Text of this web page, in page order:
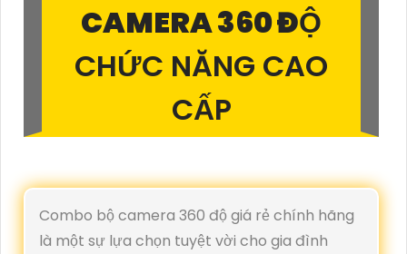
CAMERA 360 ĐỘ
CHỨC NĂNG CAO
CẤP
Combo bộ camera 360 độ giá rẻ chính hãng
là một sự lựa chọn tuyệt vời cho gia đình